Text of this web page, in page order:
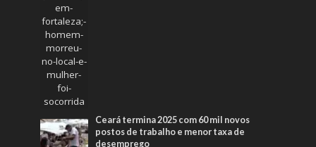
Ceará termina 2025 com 60 mil novos
postos de trabalho e menor taxa de
desemprego